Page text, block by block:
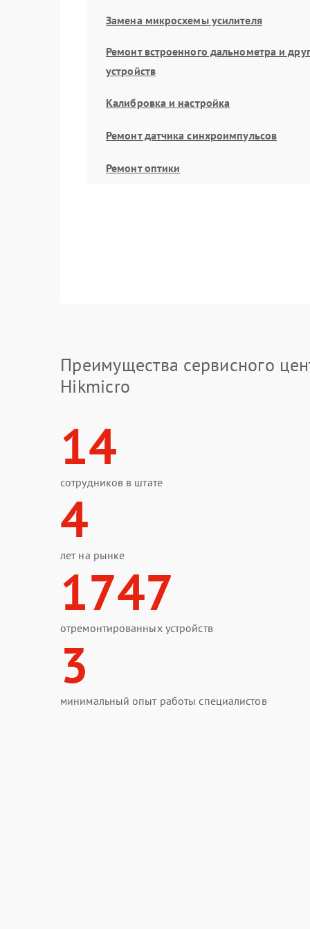
Замена микросхемы усилителя
Ремонт встроенного дальнометра и
устройств
Калибровка и настройка
Ремонт датчика синхроимпульсов
Ремонт оптики
Преимущества сервисного
Hikmicro
14
сотрудников в штате
4
лет на рынке
1747
отремонтированных устройств
3
минимальный опыт работы специалистов